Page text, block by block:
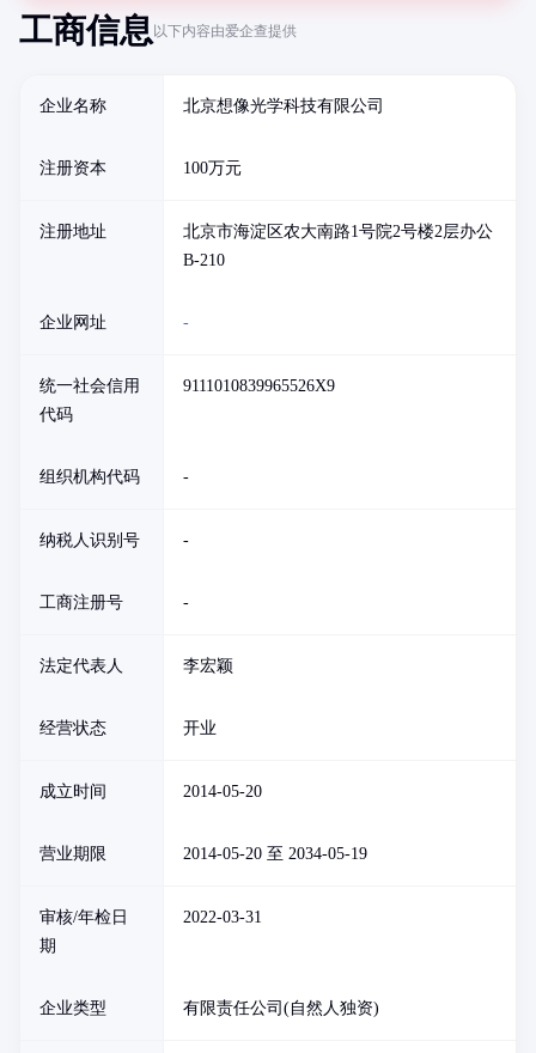
工商信息以下内容由爱企查提供
企业名称 北京想像光学科技有限公司
注册资本 100万元
注册地址
北京市海淀区农大南路1号院2号楼2层办公
B-210
企业网址 -
统一社会信用
代码
9111010839965526X9
组织机构代码 -
纳税人识别号 -
工商注册号 -
法定代表人 李宏颖
经营状态 开业
成立时间 2014-05-20
营业期限 2014-05-20 至 2034-05-19
审核/年检日
期
2022-03-31
企业类型 有限责任公司(自然人独资)